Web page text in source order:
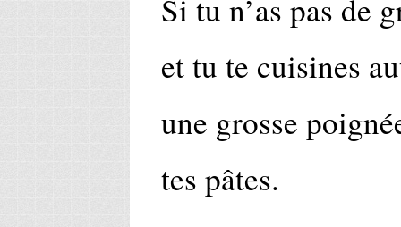
Si tu n’as pas de
et tu te cuisines
une grosse
tes pâtes.